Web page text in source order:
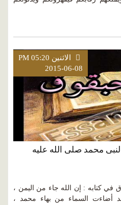
الاثنين PM 05:20
2015-06-08
محمد صلى الله عليه
في كتابه : إن الله جاء من اليمن ،
أضاءت السماء من بهاء محمد ،